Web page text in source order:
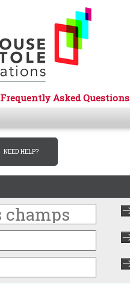
Frequently Asked Questions
NEED HELP?